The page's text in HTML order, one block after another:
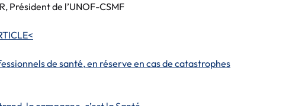
Président de l’UNOF-CSMF
de santé, en réserve en cas de catastrophes